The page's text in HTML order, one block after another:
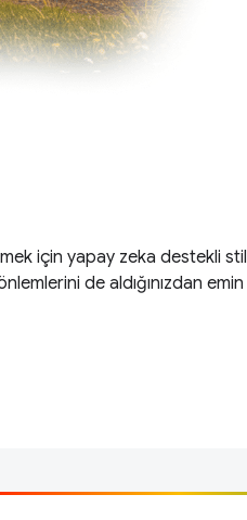
için yapay zeka destekli stil
de aldığınızdan emin